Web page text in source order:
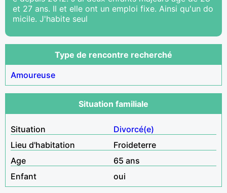
et 27 ans. Il et elle ont un emploi fixe. Ainsi qu'un do
micile. J'habite seul
Type de rencontre recherché
Amoureuse
Situation familiale
Situation
Divorcé(e)
Lieu d'habitation
Froideterre
Age
65 ans
Enfant
oui